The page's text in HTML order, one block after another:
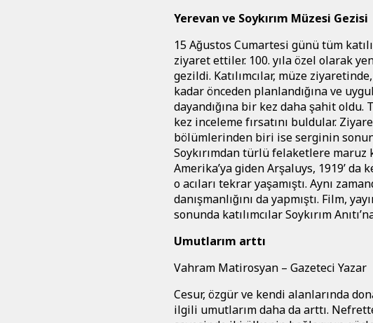
Yerevan ve Soykırım Müzesi Gezisi
15 Ağustos Cumartesi günü tüm
ziyaret ettiler. 100. yıla özel olarak
gezildi. Katılımcılar, müze
kadar önceden planlandığına ve
dayandığına bir kez daha şahit oldu.
kez inceleme fırsatını buldular.
bölümlerinden biri ise serginin
Soykırımdan türlü felaketlere
Amerika’ya giden Arşaluys, 1919’ da
o acıları tekrar yaşamıştı. Aynı
danışmanlığını da yapmıştı. Film,
sonunda katılımcılar Soykırım
Umutlarım arttı
Vahram Matirosyan – Gazeteci Yazar
Cesur, özgür ve kendi alanlarında
ilgili umutlarım daha da arttı.